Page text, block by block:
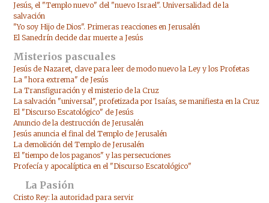
Jesús, el "Templo nuevo" del "nuevo Israel". Universalidad de la
salvación
"Yo soy Hijo de Dios". Primeras reacciones en Jerusalén
El Sanedrín decide dar muerte a Jesús
Misterios pascuales
Jesús de Nazaret, clave para leer de modo nuevo la Ley y los Profetas
La "hora extrema" de Jesús
La Transfiguración y el misterio de la Cruz
La salvación "universal", profetizada por Isaías, se manifiesta en la Cruz
El "Discurso Escatológico" de Jesús
Anuncio de la destrucción de Jerusalén
Jesús anuncia el final del Templo de Jerusalén
La demolición del Templo de Jerusalén
El "tiempo de los paganos" y las persecuciones
Profecía y apocalíptica en el "Discurso Escatológico"
La Pasión
Cristo Rey: la autoridad para servir